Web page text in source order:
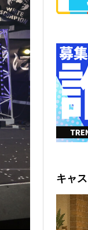
キャ